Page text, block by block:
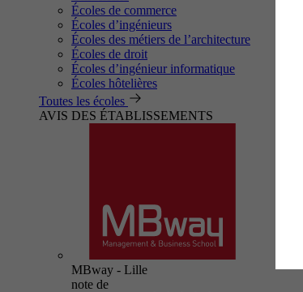
Écoles de commerce
Écoles d’ingénieurs
Écoles des métiers de l’architecture
Écoles de droit
Écoles d’ingénieur informatique
Écoles hôtelières
Toutes les écoles
AVIS DES ÉTABLISSEMENTS
MBway - Lille
note de